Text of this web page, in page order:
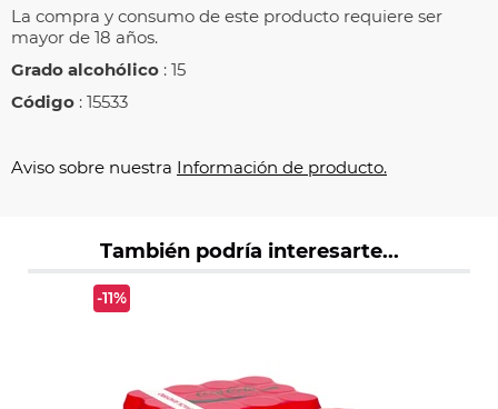
La compra y consumo de este producto requiere ser
mayor de 18 años.
Grado alcohólico : 15
Código : 15533
Aviso sobre nuestra Información de producto.
También podría interesarte...
-11%